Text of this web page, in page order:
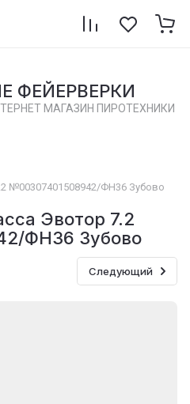
ФЕЙЕРВЕРКИ
МАГАЗИН ПИРОТЕХНИКИ
№00307401508942/ФН36 Зубово
Эвотор 7.2
ФН36 Зубово
Следующий